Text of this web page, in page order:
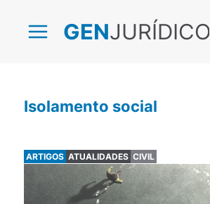
GENJURÍDICO
Isolamento social
ARTIGOS ATUALIDADES CIVIL